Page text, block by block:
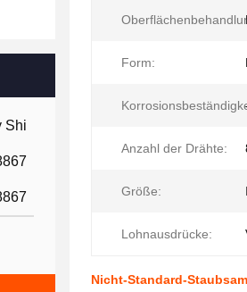
Shi
Form:
Anzahl der Drähte:
Größe:
Lohnausdrücke:
Nicht-Standard-